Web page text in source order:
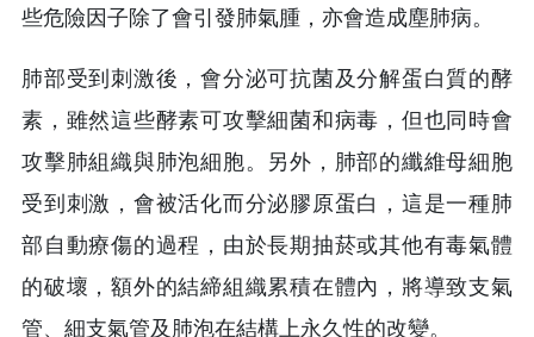
些危險因子除了會引發肺氣腫，亦會造成塵肺病。
肺部受到刺激後，會分泌可抗菌及分解蛋白質的酵
素，雖然這些酵素可攻擊細菌和病毒，但也同時會
攻擊肺組織與肺泡細胞。另外，肺部的纖維母細胞
受到刺激，會被活化而分泌膠原蛋白，這是一種肺
部自動療傷的過程，由於長期抽菸或其他有毒氣體
的破壞，額外的結締組織累積在體內，將導致支氣
管、細支氣管及肺泡在結構上永久性的改變。